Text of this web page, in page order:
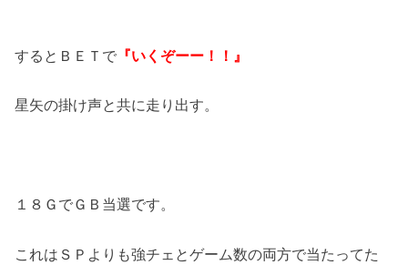
するとＢＥＴで 『いくぞーー！！』
星矢の掛け声と共に走り出す。
１８ＧでＧＢ当選です。
これはＳＰよりも強チェとゲーム数の両方で当たってた